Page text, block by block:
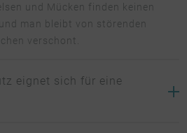
und Mücken finden keinen
man bleibt von störenden
verschont.
eignet sich für eine